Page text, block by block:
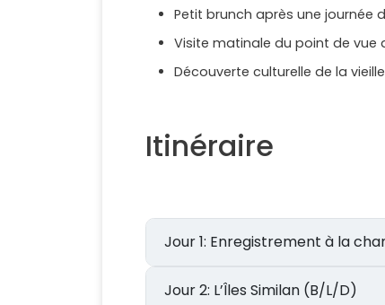
Petit brunch après une journée
Visite matinale du point de
Découverte culturelle de la
Itinéraire
Jour 1: Enregistrement à la
Jour 2: L’Îles Similan (B/L/D)